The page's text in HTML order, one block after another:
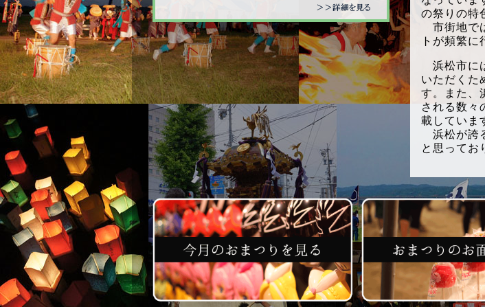
の祭りの特
市街地で
トが頻繁に
浜松市に
いただくた
す。また、
される数々
載していま
浜松が誇
と思ってお